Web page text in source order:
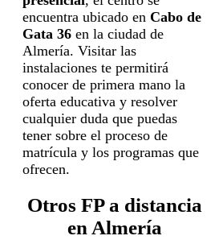
encuentra ubicado en Cabo de
Gata 36 en la ciudad de
Almería. Visitar las
instalaciones te permitirá
conocer de primera mano la
oferta educativa y resolver
cualquier duda que puedas
tener sobre el proceso de
matrícula y los programas que
ofrecen.
Otros FP a distancia
en Almería